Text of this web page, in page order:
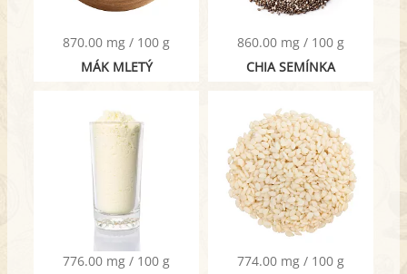
870.00 mg / 100 g
MÁK MLETÝ
860.00 mg / 100 g
CHIA SEMÍNKA
776.00 mg / 100 g
774.00 mg / 100 g